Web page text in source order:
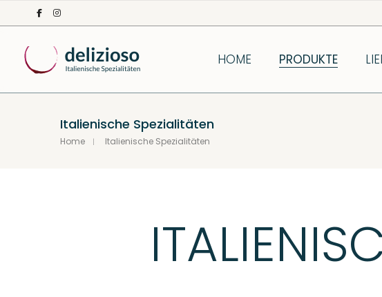
HOME PRODUKTE
Italienische Spezialitäten
Home Italienische Spezialitäten